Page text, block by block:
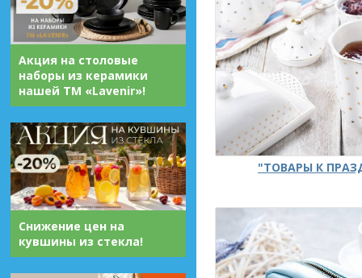
Акция на столовые
наборы из керамики
нашей ТМ «Lavenir»!
Снижение цен на
кувшины из стекла!
"ТОВАРЫ К